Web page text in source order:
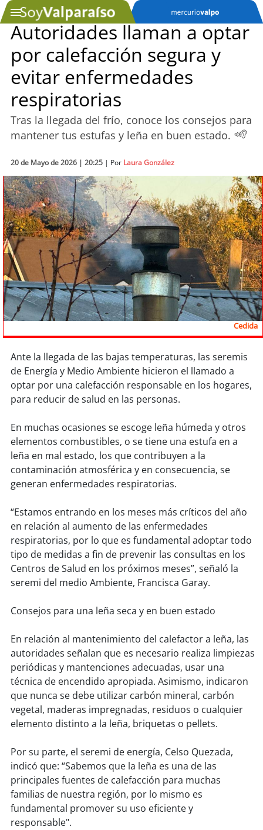
SOYTV
Podcast
Actualidad
Economía
Deportes
Tecnología
Sostenibilidad
soychile
soy iquique
soycalama
soycopiapó
soyvalparaíso
soysanantonio
soy chillán
soy sancarlos
soytalcahuano
soyconcepción
soycoronel
soyarauco
soytemuco
soy valdivia
soy osorno
soypuertomontt
Autoridades llaman a optar
por calefacción segura y
evitar enfermedades
respiratorias
Tras la llegada del frío, conoce los consejos para
mantener tus estufas y leña en buen estado.
20 de Mayo de 2026 | 20:25 | Por Laura González
Cedida
Ante la llegada de las bajas temperaturas, las seremis
de Energía y Medio Ambiente hicieron el llamado a
optar por una calefacción responsable en los hogares,
para reducir de salud en las personas.
En muchas ocasiones se escoge leña húmeda y otros
elementos combustibles, o se tiene una estufa en a
leña en mal estado, los que contribuyen a la
contaminación atmosférica y en consecuencia, se
generan enfermedades respiratorias.
“Estamos entrando en los meses más críticos del año
en relación al aumento de las enfermedades
respiratorias, por lo que es fundamental adoptar todo
tipo de medidas a fin de prevenir las consultas en los
Centros de Salud en los próximos meses”, señaló la
seremi del medio Ambiente, Francisca Garay.
Consejos para una leña seca y en buen estado
En relación al mantenimiento del calefactor a leña, las
autoridades señalan que es necesario realiza limpiezas
periódicas y mantenciones adecuadas, usar una
técnica de encendido apropiada. Asimismo, indicaron
que nunca se debe utilizar carbón mineral, carbón
vegetal, maderas impregnadas, residuos o cualquier
elemento distinto a la leña, briquetas o pellets.
Por su parte, el seremi de energía, Celso Quezada,
indicó que: “Sabemos que la leña es una de las
principales fuentes de calefacción para muchas
familias de nuestra región, por lo mismo es
fundamental promover su uso eficiente y
responsable".